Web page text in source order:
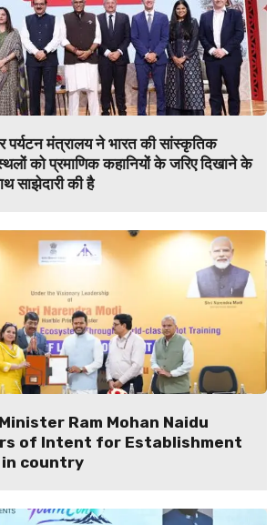
मंत्रालय ने भारत की सांस्कृतिक
को प्रमाणिक कहानियों के जरिए दिखाने के
साझेदारी की है
Ram Mohan Naidu
of Intent for Establishment
in country